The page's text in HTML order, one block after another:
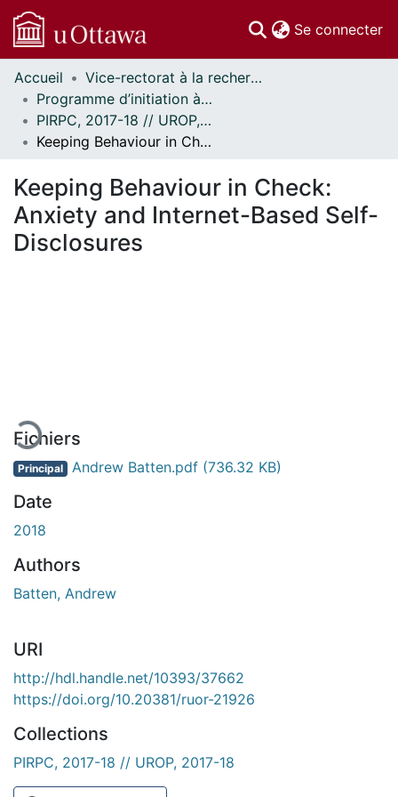
Se connecter
Communautés
et collections
Parcourir
Statistiques
À propos
Accueil
Vice-rectorat à la recherche // Office of the V-P, Research
Programme d’initiation à la recherche au premier cycle (PIRPC) // Undergraduate Research Opportunity Program (UROP)
PIRPC, 2017-18 // UROP, 2017-18
Keeping Behaviour in Check: Anxiety and Internet-Based Self-Disclosures
Keeping Behaviour in Check:
Anxiety and Internet-Based Self-
Disclosures
Fichiers
Principal Andrew Batten.pdf (736.32 KB)
Date
2018
Authors
Batten, Andrew
URI
http://hdl.handle.net/10393/37662
https://doi.org/10.20381/ruor-21926
Collections
PIRPC, 2017-18 // UROP, 2017-18